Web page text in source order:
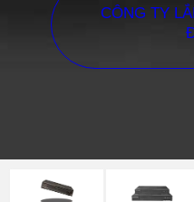
CÔNG TY